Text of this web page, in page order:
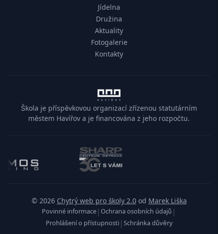
Jídelna
Družina
Aktuality
Fotogalerie
Kontakty
Škola je příspěvkovou organizací zřízenou statutárním
městem Havířov a je financována z jeho rozpočtu.
© 2026 Chytrý web pro školy 2.0od Marek Liška
Povinné informace | Ochrana osobních údajů |
Prohlášení o přístupnosti| Schránka důvěry